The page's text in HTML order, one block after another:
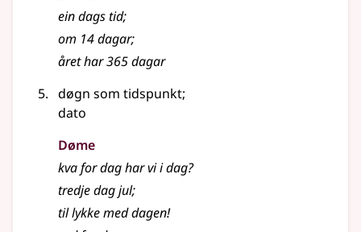
ein dags tid;
om 14 dagar;
året har 365 dagar
døgn som tidspunkt;
dato
Døme
kva for dag har vi i dag?
tredje dag jul;
til lykke med dagen!